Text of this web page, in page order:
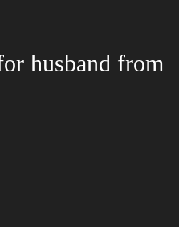
husband from